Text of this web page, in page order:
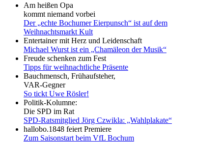
Am heißen Opa
kommt niemand vorbei
Der „echte Bochumer Eierpunsch“ ist auf dem
Weihnachtsmarkt Kult
Entertainer mit Herz und Leidenschaft
Michael Wurst ist ein „Chamäleon der Musik“
Freude schenken zum Fest
Tipps für weihnachtliche Präsente
Bauchmensch, Frühaufsteher,
VAR-Gegner
So tickt Uwe Rösler!
Politik-Kolumne:
Die SPD im Rat
SPD-Ratsmitglied Jörg Czwikla: „Wahlplakate“
hallobo.1848 feiert Premiere
Zum Saisonstart beim VfL Bochum